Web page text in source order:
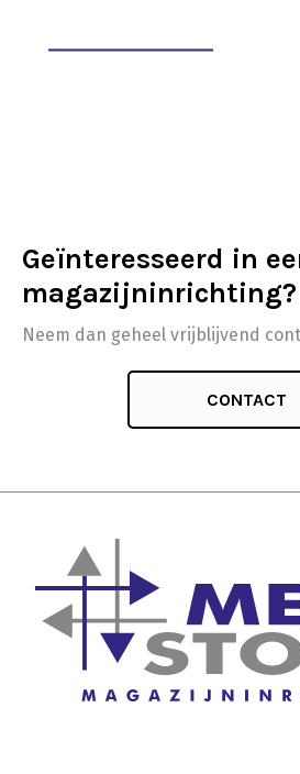
Geïnteresseerd in
magazijninrichting?
Neem dan geheel vrijblijvend
CONTACT